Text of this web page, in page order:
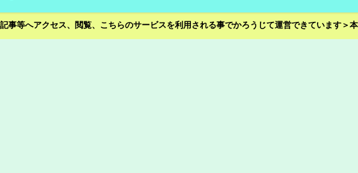
事等へアクセス、閲覧、こちらのサービスを利用される事でかろうじて運営できています＞